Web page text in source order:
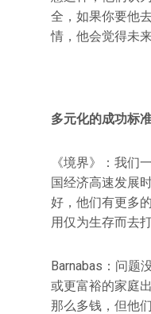
全，如果你要他
情，他会觉得未
多元化的成功标
《境界》：我们
国经济高速发展
好，他们有更多
用仅为生存而去
Barnabas：问题
或更富裕的家庭
那么多钱，但他